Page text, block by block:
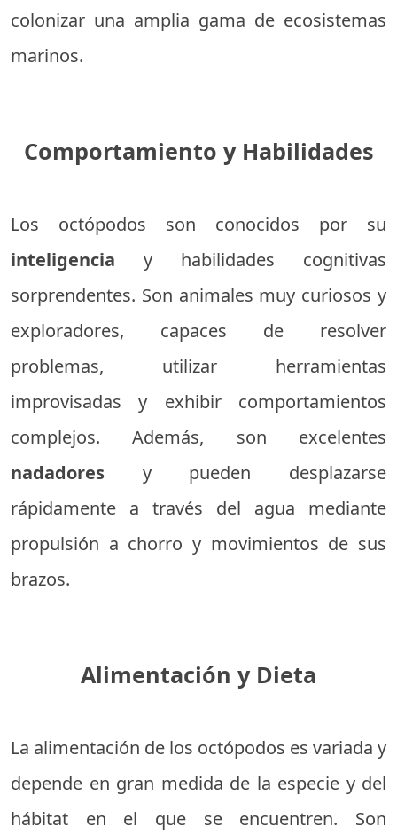
colonizar una amplia gama de ecosistemas
marinos.
Comportamiento y Habilidades
Los octópodos son conocidos por su
inteligencia y habilidades cognitivas
sorprendentes. Son animales muy curiosos y
exploradores, capaces de resolver
problemas, utilizar herramientas
improvisadas y exhibir comportamientos
complejos. Además, son excelentes
nadadores y pueden desplazarse
rápidamente a través del agua mediante
propulsión a chorro y movimientos de sus
brazos.
Alimentación y Dieta
La alimentación de los octópodos es variada y
depende en gran medida de la especie y del
hábitat en el que se encuentren. Son